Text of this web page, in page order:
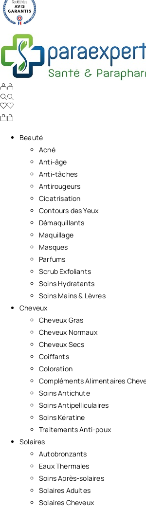
Beauté
Acné
Anti-âge
Anti-tâches
Antirougeurs
Cicatrisation
Contours des Yeux
Démaquillants
Maquillage
Masques
Parfums
Scrub Exfoliants
Soins Hydratants
Soins Mains & Lèvres
Cheveux
Cheveux Gras
Cheveux Normaux
Cheveux Secs
Coiffants
Coloration
Compléments Alimentaires
Soins Antichute
Soins Antipelliculaires
Soins Kératine
Traitements Anti-poux
Solaires
Autobronzants
Eaux Thermales
Soins Après-solaires
Solaires Adultes
Solaires Cheveux